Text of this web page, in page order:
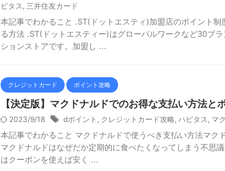
ピタス, 三井住友カード
本記事でわかること .ST(ドットエスティ)加盟店のポイント制
る方法 .ST(ドットエスティー)はグローバルワークなど30ブ
ションストアです。加盟し ...
クレジットカード ポイント攻略
【決定版】マクドナルドでのお得な支払い方法と
2023/9/18 dポイント , クレジットカード攻略, ハピタス, マ
本記事でわかること マクドナルドで使うべき支払い方法マク
マクドナルドはなぜだか定期的に食べたくなってしまう不思
はクーポンを使えば安く ...